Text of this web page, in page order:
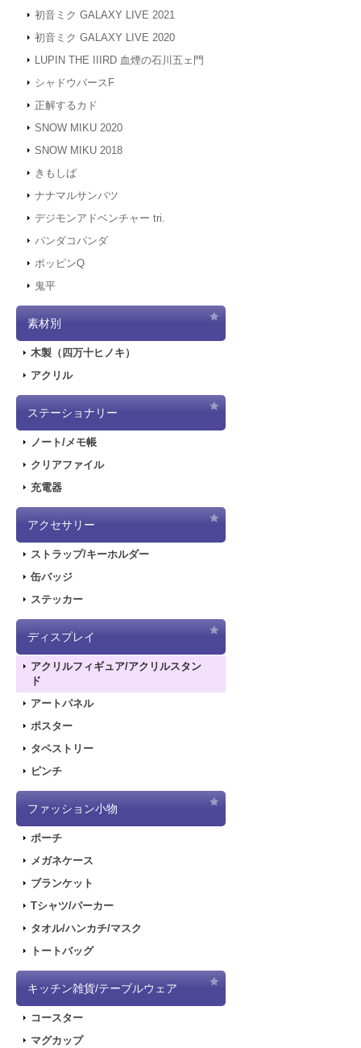
初音ミク GALAXY LIVE 2021
初音ミク GALAXY LIVE 2020
LUPIN THE IIIRD 血煙の石川五ェ門
シャドウバースF
正解するカド
SNOW MIKU 2020
SNOW MIKU 2018
きもしば
ナナマルサンバツ
デジモンアドベンチャー tri.
パンダコパンダ
ポッピンQ
鬼平
素材別
木製（四万十ヒノキ）
アクリル
ステーショナリー
ノート/メモ帳
クリアファイル
充電器
アクセサリー
ストラップ/キーホルダー
缶バッジ
ステッカー
ディスプレイ
アクリルフィギュア/アクリルスタン
ド
アートパネル
ポスター
タペストリー
ピンチ
ファッション小物
ポーチ
メガネケース
ブランケット
Tシャツ/パーカー
タオル/ハンカチ/マスク
トートバッグ
キッチン雑貨/テーブルウェア
コースター
マグカップ